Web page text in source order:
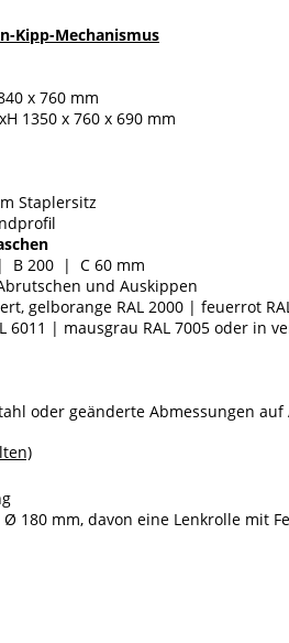
Kipp-Mechanismus
x 760 mm
1350 x 760 x 690 mm
Staplersitz
B 200 | C 60 mm
und Auskippen
gelborange RAL 2000 | feuerrot
6011 | mausgrau RAL 7005 oder in
oder geänderte Abmessungen auf
180 mm, davon eine Lenkrolle mit